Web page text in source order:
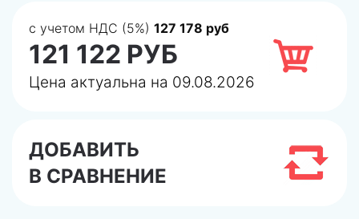
с учетом НДС (5%) 127 178 руб
121 122 РУБ
Цена актуальна на 09.08.2026
ДОБАВИТЬ
В СРАВНЕНИЕ